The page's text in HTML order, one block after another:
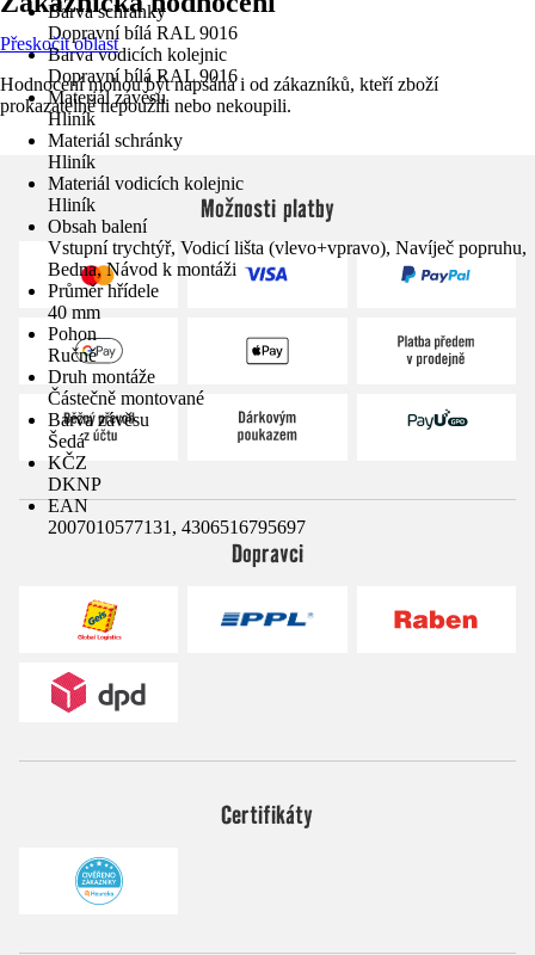
Barva schránky
Dopravní bílá RAL 9016
Barva vodicích kolejnic
Dopravní bílá RAL 9016
Materiál závěsu
Hliník
Materiál schránky
Hliník
Materiál vodicích kolejnic
Hliník
Obsah balení
Vstupní trychtýř, Vodicí lišta (vlevo+vpravo), Navíječ popruhu,
Bedna, Návod k montáži
Průměr hřídele
40 mm
Pohon
Ručně
Druh montáže
Částečně montované
Barva závěsu
Šedá
KČZ
DKNP
EAN
2007010577131, 4306516795697
Přeskočit oblast
Hodnocení mohou být napsána i od zákazníků, kteří zboží
prokazatelně nepoužili nebo nekoupili.
Možnosti platby
Dopravci
Certifikáty